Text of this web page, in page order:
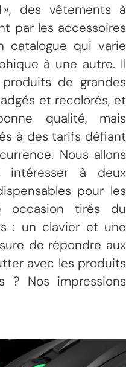
», des vêtements à
par les accessoires
catalogue qui varie
à une autre. Il
de grandes
et recolorés, et
qualité, mais
à des tarifs défiant
Nous allons
intéresser à deux
pour les
occasion tirés du
: un clavier et une
de répondre aux
avec les produits
? Nos impressions